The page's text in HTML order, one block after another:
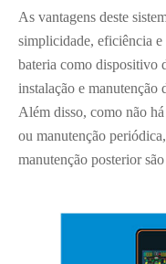
As vantagens deste
simplicidade, eficiência
bateria como dispositivo
instalação e manutenção
Além disso, como não
ou manutenção
manutenção posterior